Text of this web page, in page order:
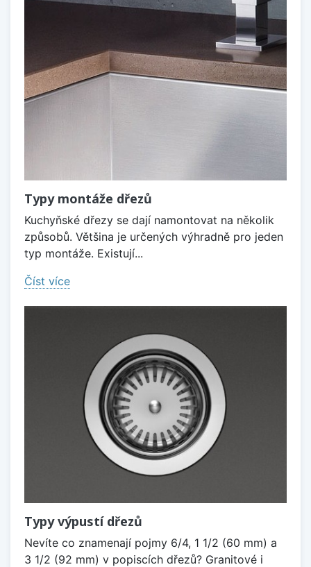
Typy montáže dřezů
Kuchyňské dřezy se dají namontovat na několik
způsobů. Většina je určených výhradně pro jeden
typ montáže. Existují...
Číst více
Typy výpustí dřezů
Nevíte co znamenají pojmy 6/4, 1 1/2 (60 mm) a
3 1/2 (92 mm) v popiscích dřezů? Granitové i